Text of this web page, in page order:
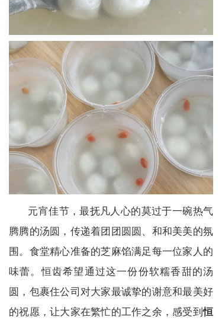
元宵佳节，最抚凡人心的莫过于一碗热气
腾腾的汤圆，传递着团团圆圆、和和美美的氛
围。食堂精心准备的芝麻馅满足每一位家人的
味蕾。恒齿希望通过这一份份软糯香甜的汤
圆，包裹住公司对大家最诚挚的谢意和最美好
的祝愿，让大家在繁忙的工作之余，感受到恒